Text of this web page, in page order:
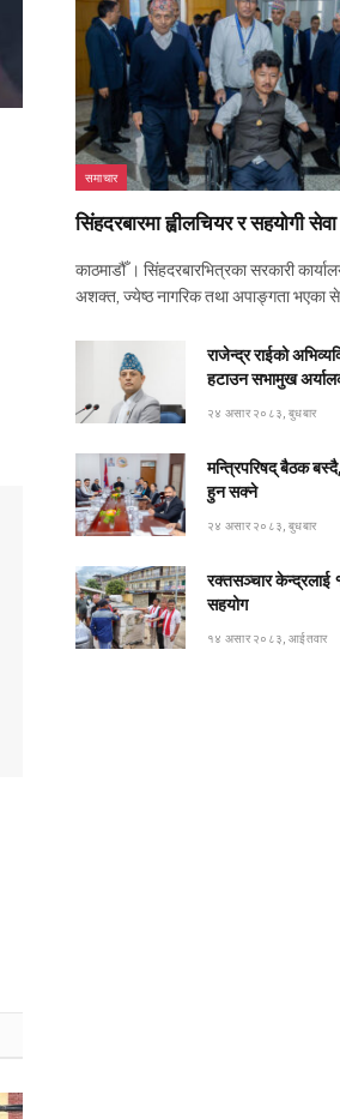
समाचार
सिंहदरबारमा ह्वीलचियर र सहयोगी
काठमाडौँ । सिंहदरबारभित्रका सरकारी
अशक्त, ज्येष्ठ नागरिक तथा अपाङ्गता भएका
राजेन्द्र राईको
हटाउन सभामुख
२४ असार २०८३, बुधबार
मन्त्रिपरिषद् बैठक
हुन सक्ने
२४ असार २०८३, बुधबार
रक्तसञ्चार
सहयोग
१४ असार २०८३, आईतवार